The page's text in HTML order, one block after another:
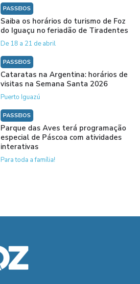
PASSEIOS
Saiba os horários do turismo de Foz
do Iguaçu no feriadão de Tiradentes
De 18 a 21 de abril
PASSEIOS
Cataratas na Argentina: horários de
visitas na Semana Santa 2026
Puerto Iguazú
PASSEIOS
Parque das Aves terá programação
especial de Páscoa com atividades
interativas
Para toda a família!